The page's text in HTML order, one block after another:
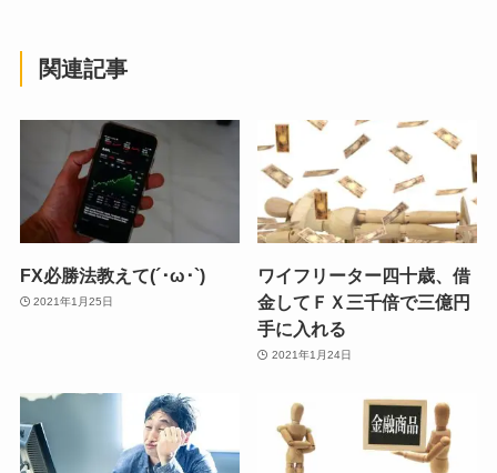
関連記事
FX必勝法教えて(´･ω･`)
2021年1月25日
ワイフリーター四十歳、借
金してＦＸ三千倍で三億円
手に入れる
2021年1月24日